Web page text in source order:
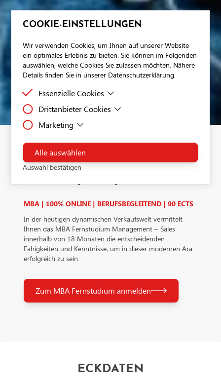
COOKIE-EINSTELLUNGEN
Wir verwenden Cookies, um Ihnen auf unserer Website
ein optimales Erlebnis zu bieten. Sie können im Folgenden
auswählen, welche Cookies Sie zulassen möchten. Nähere
Details finden Sie in unserer Datenschutzerklärung.
Essenzielle Cookies
Essenzielle Cookies sind Cookies, welche für die
werden.
Drittanbieter Cookies
Drittanbieter Cookies sind Cookies, die Drittanbieter-
ermöglichen.
Marketing
Dies ist ein Tag-Management-System. Über den Google Tag
Manager können Tags zentral über eine Benutzeroberfläche
eingebunden werden. Tags sind kleine Codeabschnitte, die
Aktivitäten verfolgen können. Über den Google Tag
wird.Verarbeitendes Unternehmen: Google Ireland Limited
Google Building Gordon House, 4 Barrow St, Dublin, D04
IrelandDatenschutzbeauftragter der verarbeitenden Firma
Nachfolgend finden Sie die E-Mail-Adresse des
Datenschutzbeauftragten des verarbeitenden Unternehmen:
https://support.google.com/policies/contact/
Alle auswählen
Auswahl bestätigen
Management
MBA | 100% ONLINE | BERUFSBEGLEITEND | 90 ECTS
In der heutigen dynamischen Verkaufswelt vermittelt
Ihnen das MBA Fernstudium Management – Sales
innerhalb von 18 Monaten die entscheidenden
Fähigkeiten und Kenntnisse, um in dieser modernen Ära
erfolgreich zu sein.
Zum MBA Fernstudium anmelden
ECKDATEN